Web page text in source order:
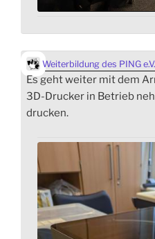
Weiterbildung des PING e.V.
Es geht weiter mit dem
3D-Drucker in Betrieb
drucken.